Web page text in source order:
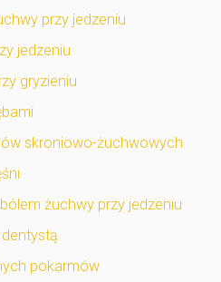
przy jedzeniu
jedzeniu
gryzieniu
skroniowo-żuchwowych
żuchwy przy jedzeniu
pokarmów